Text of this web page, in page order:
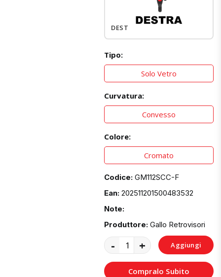
DESTRO
Tipo:
Solo Vetro
Curvatura:
Convesso
Colore:
Cromato
Codice: GM112SCC-F
Ean: 202511201500483532
Note:
Produttore: Gallo Retrovisori
- + Aggiungi
al
Compralo Subito